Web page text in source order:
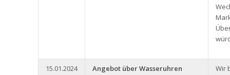
15.01.2024 Angebot über Wasseruhren
Wir